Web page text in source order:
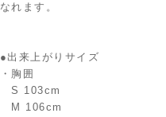
なれます。
●出来上がりサイズ
・胸囲
S 103cm
M 106cm